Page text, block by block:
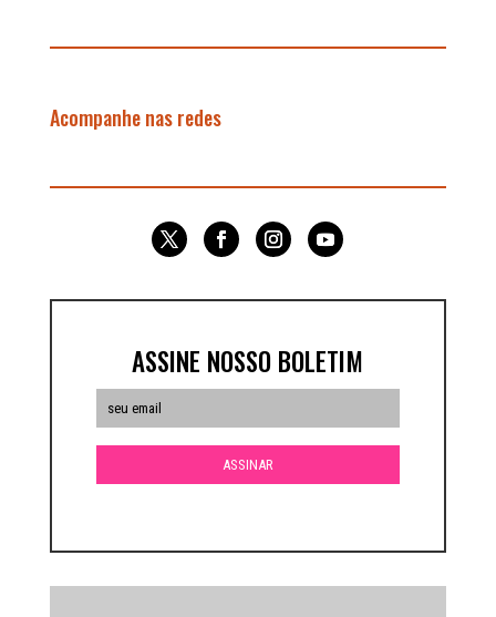
Acompanhe nas redes
ASSINE NOSSO BOLETIM